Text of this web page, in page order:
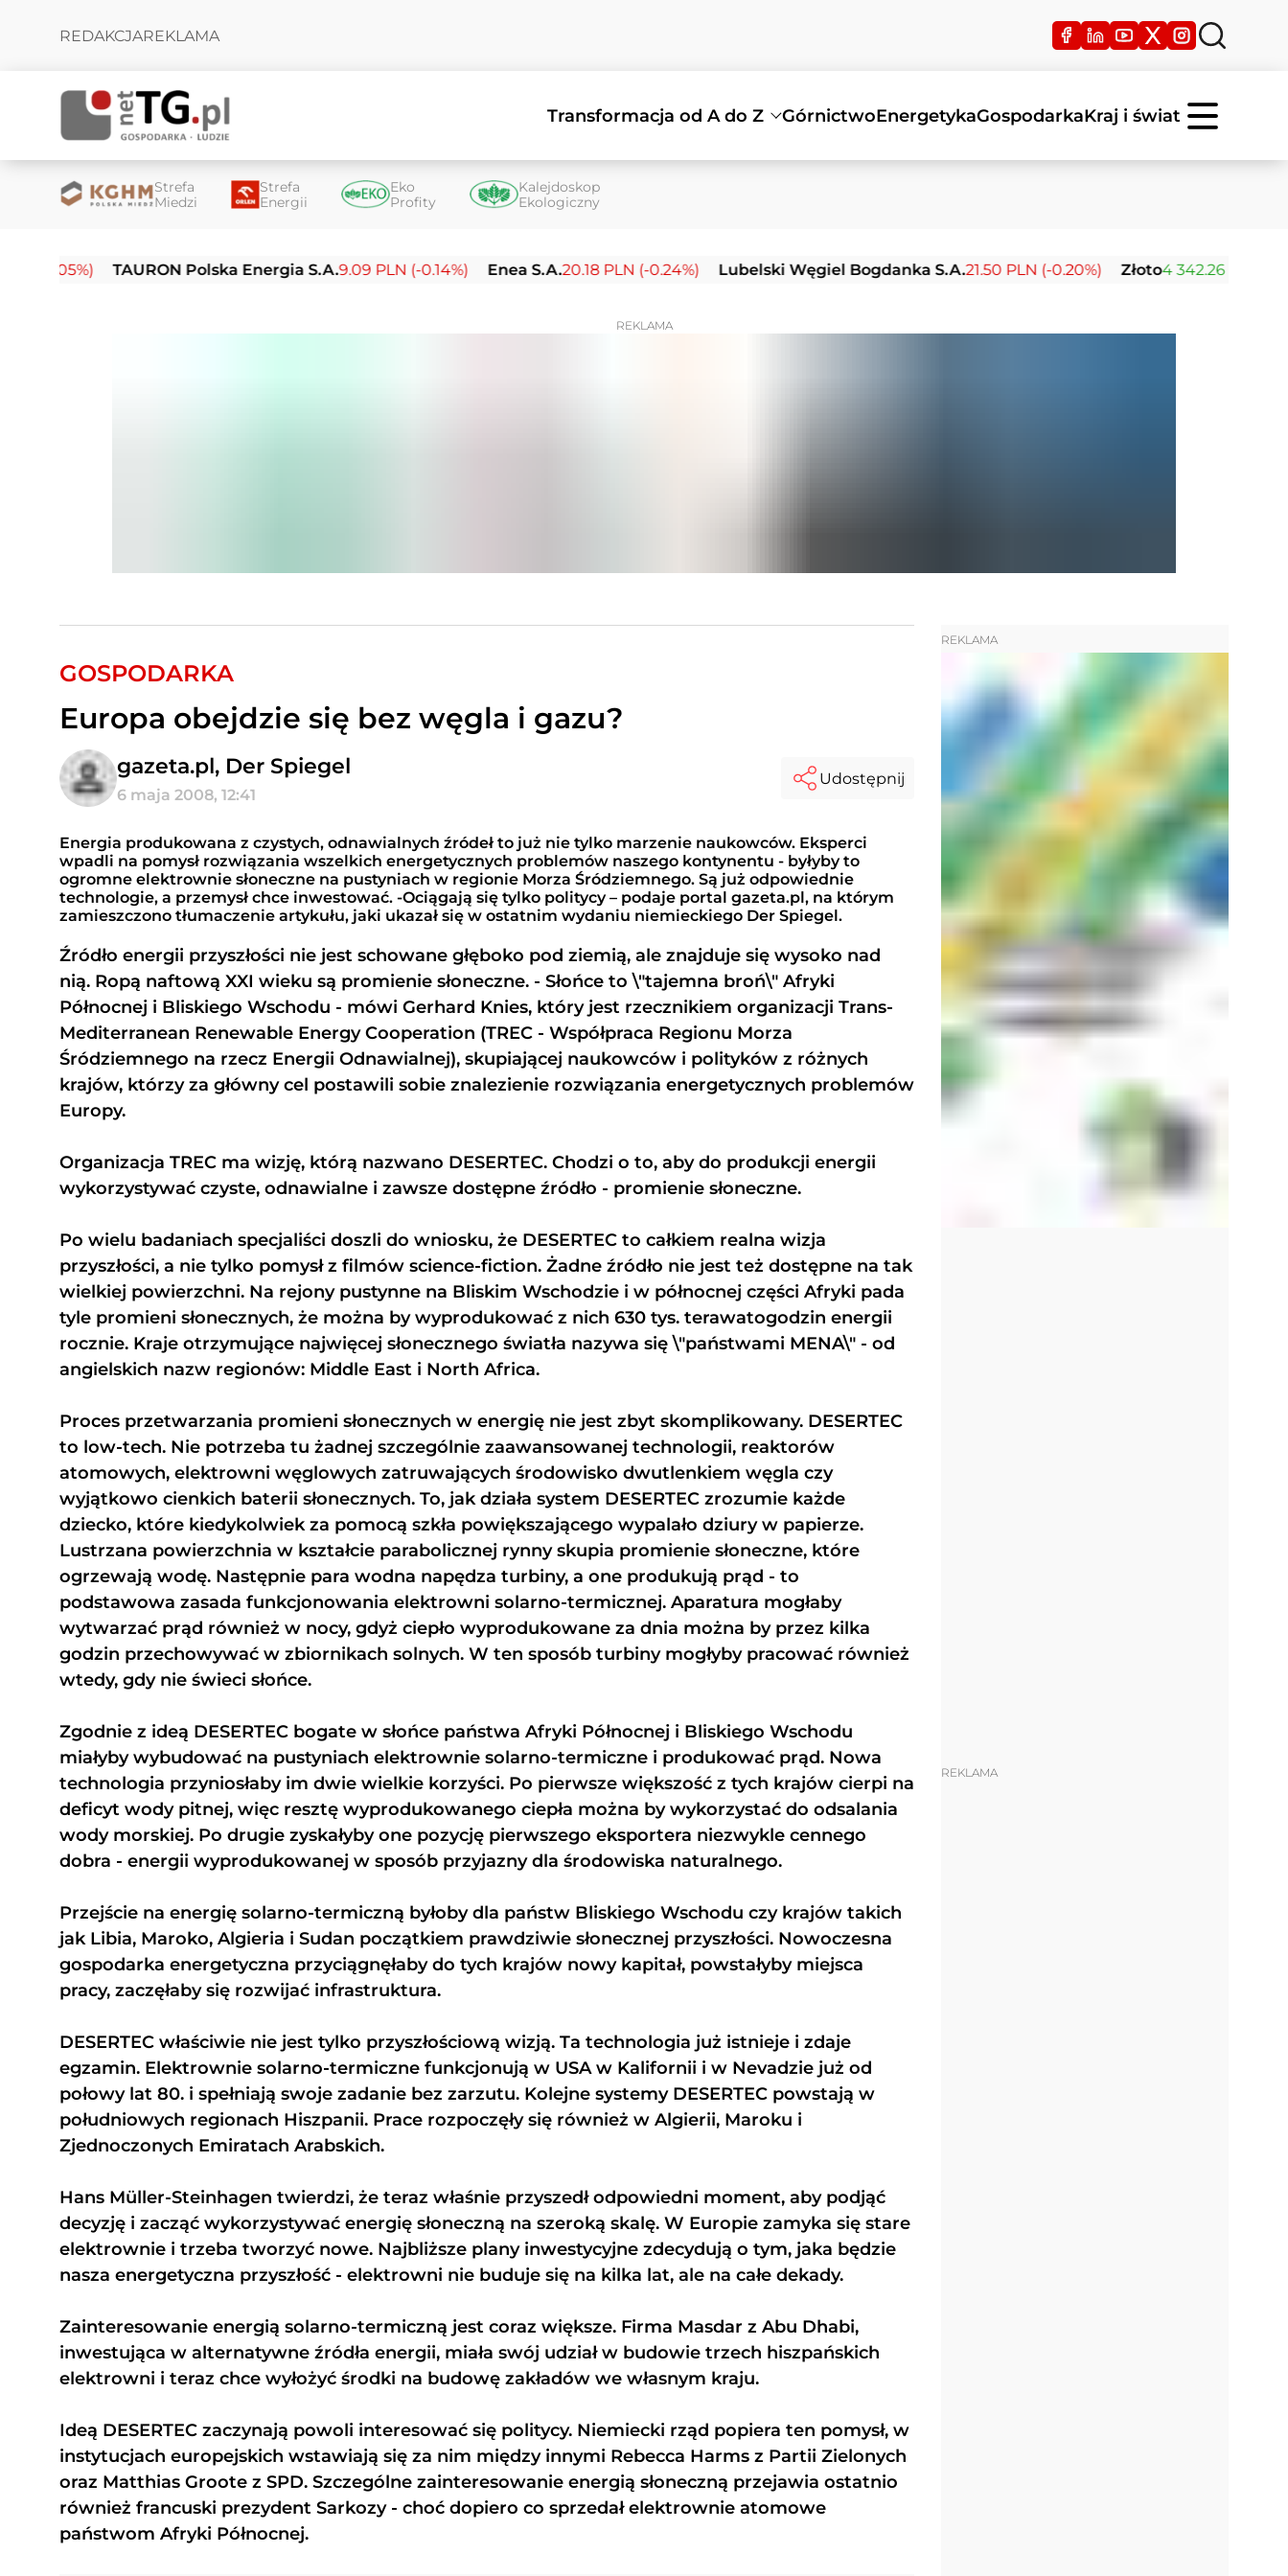
REDAKCJAREKLAMA
Transformacja od A do Z GórnictwoEnergetykaGospodarkaKraj i świat
Strefa
Miedzi
Strefa
Energii
Eko
Profity
Kalejdoskop
Ekologiczny
TAURON Polska Energia S.A.9.09 PLN (-0.14%) Enea S.A.20.18 PLN (-0.24%) Lubelski Węgiel Bogdanka S.A.21.50 PLN (-0.20%) Złoto4 342.26 USD (0.00%)
REKLAMA
GOSPODARKA
Europa obejdzie się bez węgla i gazu?
gazeta.pl, Der Spiegel
6 maja 2008, 12:41
Udostępnij
Energia produkowana z czystych, odnawialnych źródeł to już nie tylko marzenie naukowców. Eksperci
wpadli na pomysł rozwiązania wszelkich energetycznych problemów naszego kontynentu - byłyby to
ogromne elektrownie słoneczne na pustyniach w regionie Morza Śródziemnego. Są już odpowiednie
technologie, a przemysł chce inwestować. -Ociągają się tylko politycy – podaje portal gazeta.pl, na którym
zamieszczono tłumaczenie artykułu, jaki ukazał się w ostatnim wydaniu niemieckiego Der Spiegel.
Źródło energii przyszłości nie jest schowane głęboko pod ziemią, ale znajduje się wysoko nad
nią. Ropą naftową XXI wieku są promienie słoneczne. - Słońce to \"tajemna broń\" Afryki
Północnej i Bliskiego Wschodu - mówi Gerhard Knies, który jest rzecznikiem organizacji Trans-
Mediterranean Renewable Energy Cooperation (TREC - Współpraca Regionu Morza
Śródziemnego na rzecz Energii Odnawialnej), skupiającej naukowców i polityków z różnych
krajów, którzy za główny cel postawili sobie znalezienie rozwiązania energetycznych problemów
Europy.
Organizacja TREC ma wizję, którą nazwano DESERTEC. Chodzi o to, aby do produkcji energii
wykorzystywać czyste, odnawialne i zawsze dostępne źródło - promienie słoneczne.
Po wielu badaniach specjaliści doszli do wniosku, że DESERTEC to całkiem realna wizja
przyszłości, a nie tylko pomysł z filmów science-fiction. Żadne źródło nie jest też dostępne na tak
wielkiej powierzchni. Na rejony pustynne na Bliskim Wschodzie i w północnej części Afryki pada
tyle promieni słonecznych, że można by wyprodukować z nich 630 tys. terawatogodzin energii
rocznie. Kraje otrzymujące najwięcej słonecznego światła nazywa się \"państwami MENA\" - od
angielskich nazw regionów: Middle East i North Africa.
Proces przetwarzania promieni słonecznych w energię nie jest zbyt skomplikowany. DESERTEC
to low-tech. Nie potrzeba tu żadnej szczególnie zaawansowanej technologii, reaktorów
atomowych, elektrowni węglowych zatruwających środowisko dwutlenkiem węgla czy
wyjątkowo cienkich baterii słonecznych. To, jak działa system DESERTEC zrozumie każde
dziecko, które kiedykolwiek za pomocą szkła powiększającego wypalało dziury w papierze.
Lustrzana powierzchnia w kształcie parabolicznej rynny skupia promienie słoneczne, które
ogrzewają wodę. Następnie para wodna napędza turbiny, a one produkują prąd - to
podstawowa zasada funkcjonowania elektrowni solarno-termicznej. Aparatura mogłaby
wytwarzać prąd również w nocy, gdyż ciepło wyprodukowane za dnia można by przez kilka
godzin przechowywać w zbiornikach solnych. W ten sposób turbiny mogłyby pracować również
wtedy, gdy nie świeci słońce.
Zgodnie z ideą DESERTEC bogate w słońce państwa Afryki Północnej i Bliskiego Wschodu
miałyby wybudować na pustyniach elektrownie solarno-termiczne i produkować prąd. Nowa
technologia przyniosłaby im dwie wielkie korzyści. Po pierwsze większość z tych krajów cierpi na
deficyt wody pitnej, więc resztę wyprodukowanego ciepła można by wykorzystać do odsalania
wody morskiej. Po drugie zyskałyby one pozycję pierwszego eksportera niezwykle cennego
dobra - energii wyprodukowanej w sposób przyjazny dla środowiska naturalnego.
Przejście na energię solarno-termiczną byłoby dla państw Bliskiego Wschodu czy krajów takich
jak Libia, Maroko, Algieria i Sudan początkiem prawdziwie słonecznej przyszłości. Nowoczesna
gospodarka energetyczna przyciągnęłaby do tych krajów nowy kapitał, powstałyby miejsca
pracy, zaczęłaby się rozwijać infrastruktura.
DESERTEC właściwie nie jest tylko przyszłościową wizją. Ta technologia już istnieje i zdaje
egzamin. Elektrownie solarno-termiczne funkcjonują w USA w Kalifornii i w Nevadzie już od
połowy lat 80. i spełniają swoje zadanie bez zarzutu. Kolejne systemy DESERTEC powstają w
południowych regionach Hiszpanii. Prace rozpoczęły się również w Algierii, Maroku i
Zjednoczonych Emiratach Arabskich.
Hans Müller-Steinhagen twierdzi, że teraz właśnie przyszedł odpowiedni moment, aby podjąć
decyzję i zacząć wykorzystywać energię słoneczną na szeroką skalę. W Europie zamyka się stare
elektrownie i trzeba tworzyć nowe. Najbliższe plany inwestycyjne zdecydują o tym, jaka będzie
nasza energetyczna przyszłość - elektrowni nie buduje się na kilka lat, ale na całe dekady.
Zainteresowanie energią solarno-termiczną jest coraz większe. Firma Masdar z Abu Dhabi,
inwestująca w alternatywne źródła energii, miała swój udział w budowie trzech hiszpańskich
elektrowni i teraz chce wyłożyć środki na budowę zakładów we własnym kraju.
Ideą DESERTEC zaczynają powoli interesować się politycy. Niemiecki rząd popiera ten pomysł, w
instytucjach europejskich wstawiają się za nim między innymi Rebecca Harms z Partii Zielonych
oraz Matthias Groote z SPD. Szczególne zainteresowanie energią słoneczną przejawia ostatnio
również francuski prezydent Sarkozy - choć dopiero co sprzedał elektrownie atomowe
państwom Afryki Północnej.
REKLAMA
REKLAMA